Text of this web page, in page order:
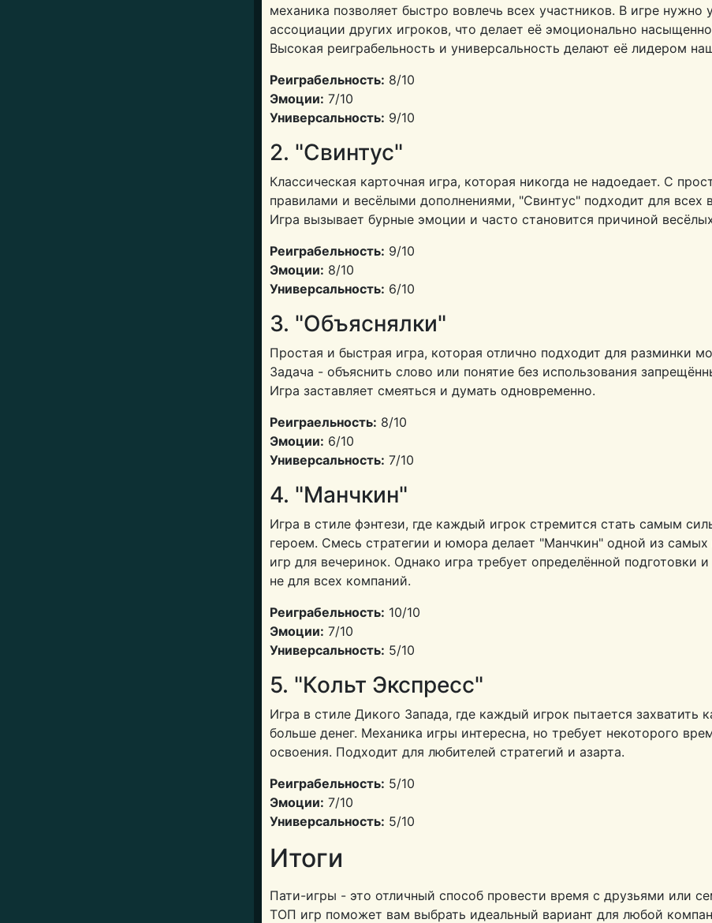
механика позволяет быстро вовлечь всех участников. В игре нужно
ассоциации других игроков, что делает её эмоционально
Высокая реиграбельность и универсальность делают её лидером
Реиграбельность: 8/10
Эмоции: 7/10
Универсальность: 9/10
2. "Свинтус"
Классическая карточная игра, которая никогда не надоедает. С
правилами и весёлыми дополнениями, "Свинтус" подходит для всех
Игра вызывает бурные эмоции и часто становится причиной
Реиграбельность: 9/10
Эмоции: 8/10
Универсальность: 6/10
3. "Объяснялки"
Простая и быстрая игра, которая отлично подходит для разминки
Задача - объяснить слово или понятие без использования
Игра заставляет смеяться и думать одновременно.
Реиграельность: 8/10
Эмоции: 6/10
Универсальность: 7/10
4. "Манчкин"
Игра в стиле фэнтези, где каждый игрок стремится стать самым
героем. Смесь стратегии и юмора делает "Манчкин" одной из самых
игр для вечеринок. Однако игра требует определённой подготовки
не для всех компаний.
Реиграбельность: 10/10
Эмоции: 7/10
Универсальность: 5/10
5. "Кольт Экспресс"
Игра в стиле Дикого Запада, где каждый игрок пытается захватить
больше денег. Механика игры интересна, но требует некоторого
освоения. Подходит для любителей стратегий и азарта.
Реиграбельность: 5/10
Эмоции: 7/10
Универсальность: 5/10
Итоги
Пати-игры - это отличный способ провести время с друзьями или
ТОП игр поможет вам выбрать идеальный вариант для любой